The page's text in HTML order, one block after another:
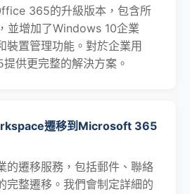
365的升級版本，包含所
並增加了Windows 10企業
裝置管理功能。對於企業用
供更完整的解決方案。
遷移到Microsoft 365
的遷移服務，包括郵件、聯絡
完整遷移。我們會制定詳細的